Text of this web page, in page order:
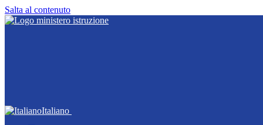
Salta al contenuto
Italiano